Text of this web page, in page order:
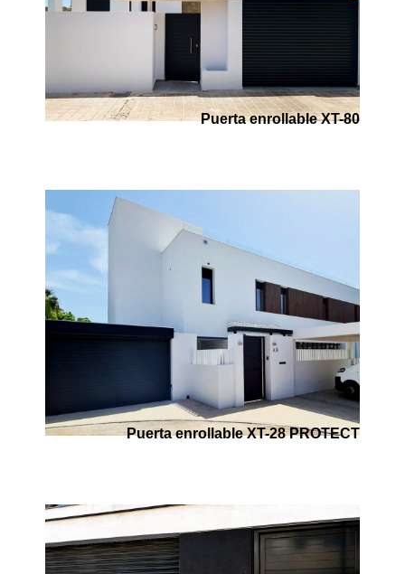
Puerta enrollable XT-80
Puerta enrollable XT-28 PROTECT